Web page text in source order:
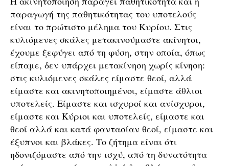
παραγωγή της παθητικότητας του υποτελούς
είναι το πρώτιστο μέλημα του Κυρίου. Στις
κυλιόμενες σκάλες μετακινούμαστε ακίνητοι,
έχουμε ξεφύγει από τη φύση, στην οποία, όπως
είπαμε, δεν υπάρχει μετακίνηση χωρίς κίνηση:
στις κυλιόμενες σκάλες είμαστε θεοί, αλλά
είμαστε και ακινητοποιημένοι, είμαστε άθλιοι
υποτελείς. Είμαστε και ισχυροί και ανίσχυροι,
είμαστε και Κύριοι και υποτελείς, είμαστε και
θεοί αλλά και κατά φαντασίαν θεοί, είμαστε και
έξυπνοι και βλάκες. Το ζήτημα είναι ότι
ηδονιζόμαστε από την ισχύ, από τη δυνατότητα